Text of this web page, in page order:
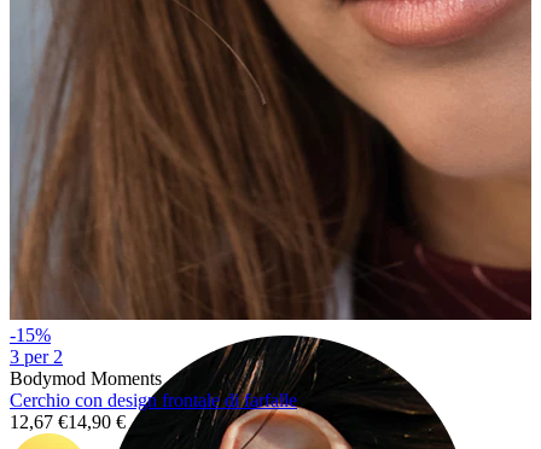
Industrial
-15%
3 per 2
Bodymod Moments
Cerchio con design frontale di farfalle
12,67 €14,90 €